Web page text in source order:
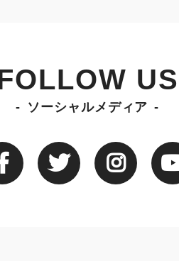
US
ソーシャルメディア